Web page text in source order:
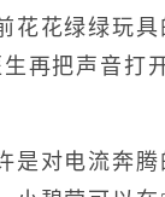
花花绿绿玩
再把声音
对电流奔腾